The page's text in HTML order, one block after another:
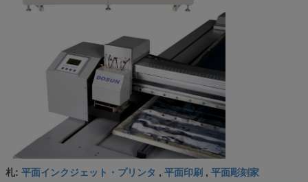
札: 平面インクジェット・プリンタ , 平面印刷 , 平面彫刻家